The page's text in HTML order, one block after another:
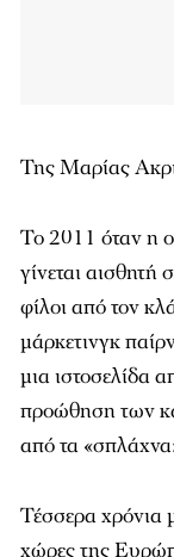
Της Μαρίας
Το 2011 όταν η
γίνεται αισθητή
φίλοι από τον
μάρκετινγκ
μια ιστοσελίδα
προώθηση των
από τα
Τέσσερα χρόνια
χώρες της